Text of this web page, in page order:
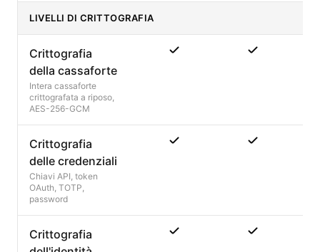
LIVELLI DI CRITTOGRAFIA
Crittografia
della cassaforte
Intera cassaforte
crittografata a riposo,
AES-256-GCM
Crittografia
delle credenziali
Chiavi API, token
OAuth, TOTP,
password
Crittografia